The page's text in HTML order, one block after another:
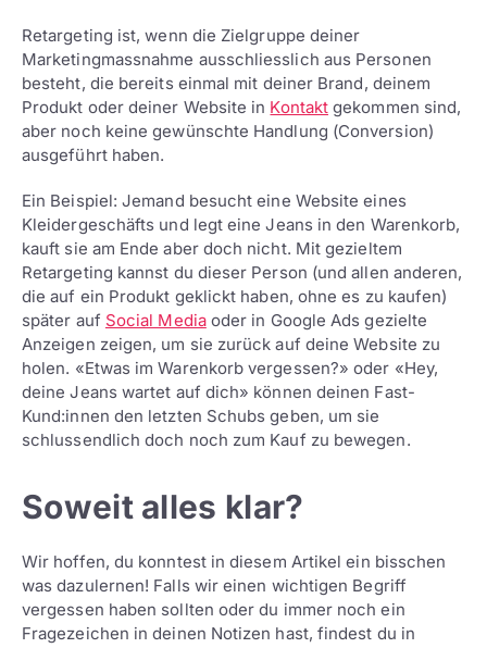
Retargeting ist, wenn die Zielgruppe deiner
Marketingmassnahme ausschliesslich aus Personen
besteht, die bereits einmal mit deiner Brand, deinem
Produkt oder deiner Website in Kontakt gekommen sind,
aber noch keine gewünschte Handlung (Conversion)
ausgeführt haben.
Ein Beispiel: Jemand besucht eine Website eines
Kleidergeschäfts und legt eine Jeans in den Warenkorb,
kauft sie am Ende aber doch nicht. Mit gezieltem
Retargeting kannst du dieser Person (und allen anderen,
die auf ein Produkt geklickt haben, ohne es zu kaufen)
später auf Social Mediaoder in Google Ads gezielte
Anzeigen zeigen, um sie zurück auf deine Website zu
holen. «Etwas im Warenkorb vergessen?» oder «Hey,
deine Jeans wartet auf dich» können deinen Fast-
Kund:innen den letzten Schubs geben, um sie
schlussendlich doch noch zum Kauf zu bewegen.
Soweit alles klar?
Wir hoffen, du konntest in diesem Artikel ein bisschen
was dazulernen! Falls wir einen wichtigen Begriff
vergessen haben sollten oder du immer noch ein
Fragezeichen in deinen Notizen hast, findest du in